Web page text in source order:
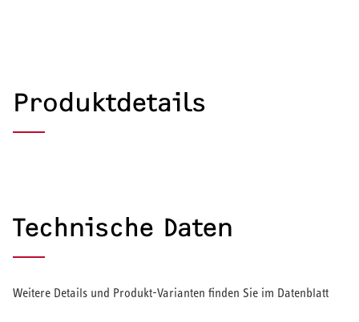
Produktdetails
Technische Daten
Weitere Details und Produkt-Varianten finden Sie im Datenblatt